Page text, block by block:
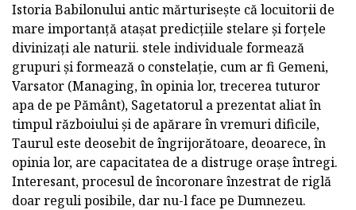
Istoria Babilonului antic mărturisește că locuitorii de
mare importanță atașat predicțiile stelare și forțele
divinizați ale naturii. stele individuale formează
grupuri și formează o constelație, cum ar fi Gemeni,
Varsator (Managing, în opinia lor, trecerea tuturor
apa de pe Pământ), Sagetatorul a prezentat aliat în
timpul războiului și de apărare în vremuri dificile,
Taurul este deosebit de îngrijorătoare, deoarece, în
opinia lor, are capacitatea de a distruge orașe întregi.
Interesant, procesul de încoronare înzestrat de riglă
doar reguli posibile, dar nu-l face pe Dumnezeu.